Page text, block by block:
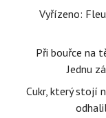
Vyřízeno:
Při bouřce na
Jednu
Cukr, který stojí